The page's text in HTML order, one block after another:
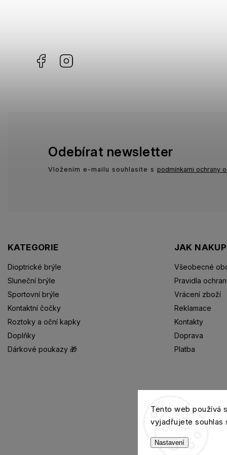
Tento web používá
vyjadřujete souhlas
Nastavení
Facebook
KATEGORIE
Dioptrické brýle
Sluneční brýle
Sportovní brýle
Kontaktní čočky
Roztoky a oční kapky
Doplňky
Dárkové poukazy 🎁
JAK
Všeobecné
Pravidla
Vrácení zboží
Reklamace
Kontakty
Doprava
Platba
Odebírat newsletter
Vložením e-mailu souhlasíte s podmínkami ochrany